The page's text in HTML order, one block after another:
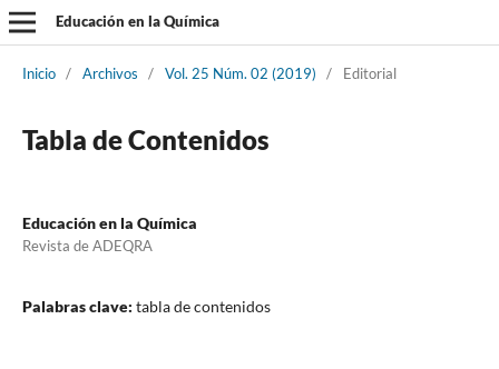
Educación en la Química
Inicio / Archivos / Vol. 25 Núm. 02 (2019) / Editorial
Tabla de Contenidos
Educación en la Química
Revista de ADEQRA
Palabras clave: tabla de contenidos